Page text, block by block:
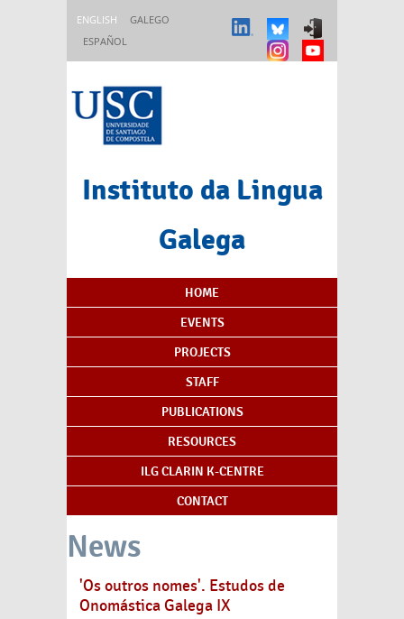
ENGLISH
GALEGO
ESPAÑOL
Instituto da Lingua
Galega
Content Index
HOME
EVENTS
PROJECTS
STAFF
PUBLICATIONS
RESOURCES
ILG CLARIN K-CENTRE
CONTACT
News
'Os outros nomes'. Estudos de
Onomástica Galega IX